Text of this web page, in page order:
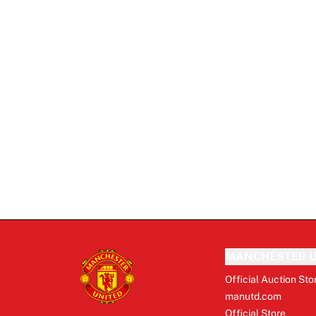
Official Auction
manutd.com
Official Store